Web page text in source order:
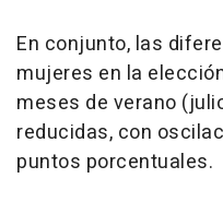
En conjunto, las
mujeres en la
meses de verano
reducidas, con
puntos porcentuales.